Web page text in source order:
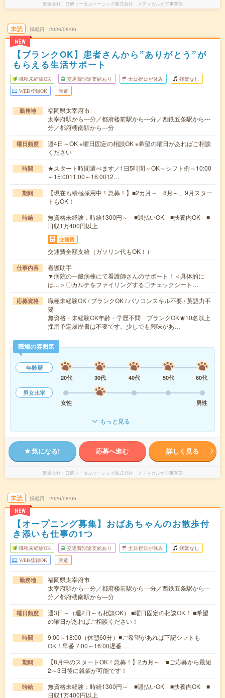
派遣会社 日研トータルソーシング株式会社 メディカルケア事業部
未読
NEW
掲載日 2026/08/06
【ブランクOK】患者さんから”ありがとう”が
もらえる生活サポート
職種未経験OK 交通費別途支給あり 土日祝日が休み 残業なし
WEB登録OK 派遣
勤務地
福岡県太宰府市
太宰府駅から---分／都府楼前駅から---分／西鉄五条駅から---
分／都府楼南駅から---分
曜日頻度
週4日～OK ※曜日固定の相談OK ※希望の曜日があればご相談
ください
時間
★スタート時間選べます／1日5時間～OK～シフト例～10:00
～15:0011:00～16:0012…
期間
【現在も積極採用中！急募！】■2カ月～ 8月～、9月スター
トもOK！
時給
無資格未経験：時給1300円～ ■週払いOK ■扶養内OK ■
日収1万400円以上
交通費
交通費全額支給（ガソリン代もOK！）
仕事内容
看護助手
▼病院の一般病棟にて看護師さんのサポート！＜具体的に
は…＞〇カルテをファイリングする〇チェックシート…
応募資格
職種未経験OK / ブランクOK / パソコンスキル不要 / 英語力不
要
無資格・未経験OK年齢・学歴不問 ブランクOK★10名以上
採用予定履歴書は不要です。少しでも興味があ…
職場の雰囲気
年齢層
20代
30代 40代 50代
60代
男女比率
女性
男性
もっと見る
気になる! 応募へ進む 詳しく見る
派遣会社 日研トータルソーシング株式会社 メディカルケア事業部
未読
NEW
掲載日 2026/08/06
【オープニング募集】おばあちゃんのお散歩付
き添いも仕事の1つ
職種未経験OK 交通費別途支給あり 土日祝日が休み 残業なし
WEB登録OK 派遣
勤務地
福岡県太宰府市
太宰府駅から---分／都府楼前駅から---分／西鉄五条駅から---
分／都府楼南駅から---分
曜日頻度
週3日～（週2日～も相談OK） ■曜日固定の相談OK！ ■希望
の曜日があればご相談ください！
時間
9:00～18:00（休憩60分）■ご希望があれば下記シフトも
OK！早番 7:00～16:00遅番 …
期間
【8月中のスタートOK！急募！】2カ月～ ■ご応募から最短
2～3日後に就業が可能です！
時給
無資格未経験：時給1300円～ ■週払いOK ■扶養内OK ■
日収1万400円以上